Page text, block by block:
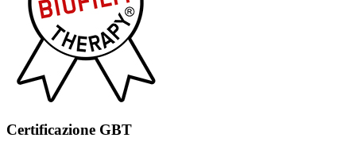
Certificazione GBT